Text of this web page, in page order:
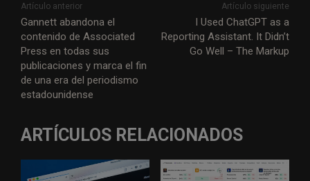
Artículo anterior
Gannett abandona el
contenido de Associated
Press en todas sus
publicaciones y marca el fin
de una era del periodismo
estadounidense
Artículo siguiente
I Used ChatGPT as a
Reporting Assistant. It Didn’t
Go Well – The Markup
ARTÍCULOS RELACIONADOS